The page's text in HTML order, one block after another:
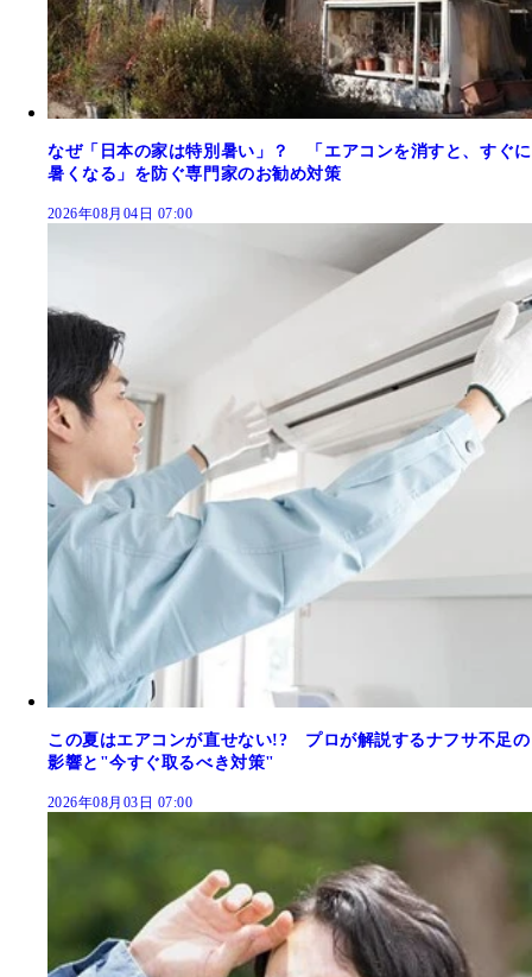
なぜ「日本の家は特別暑い」？ 「エアコンを消すと、すぐに
暑くなる」を防ぐ専門家のお勧め対策
2026年08月04日 07:00
この夏はエアコンが直せない!? プロが解説するナフサ不足の
影響と"今すぐ取るべき対策"
2026年08月03日 07:00